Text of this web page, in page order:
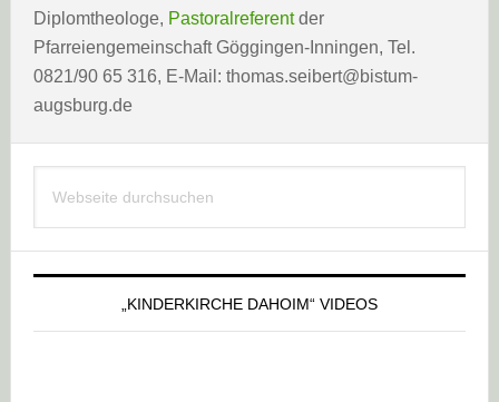
Diplomtheologe, Pastoralreferentder
Pfarreiengemeinschaft Göggingen-Inningen, Tel.
0821/90 65 316, E-Mail: thomas.seibert@bistum-
augsburg.de
Haupt-
Sidebar
durchsuchen
„KINDERKIRCHE DAHOIM“ VIDEOS